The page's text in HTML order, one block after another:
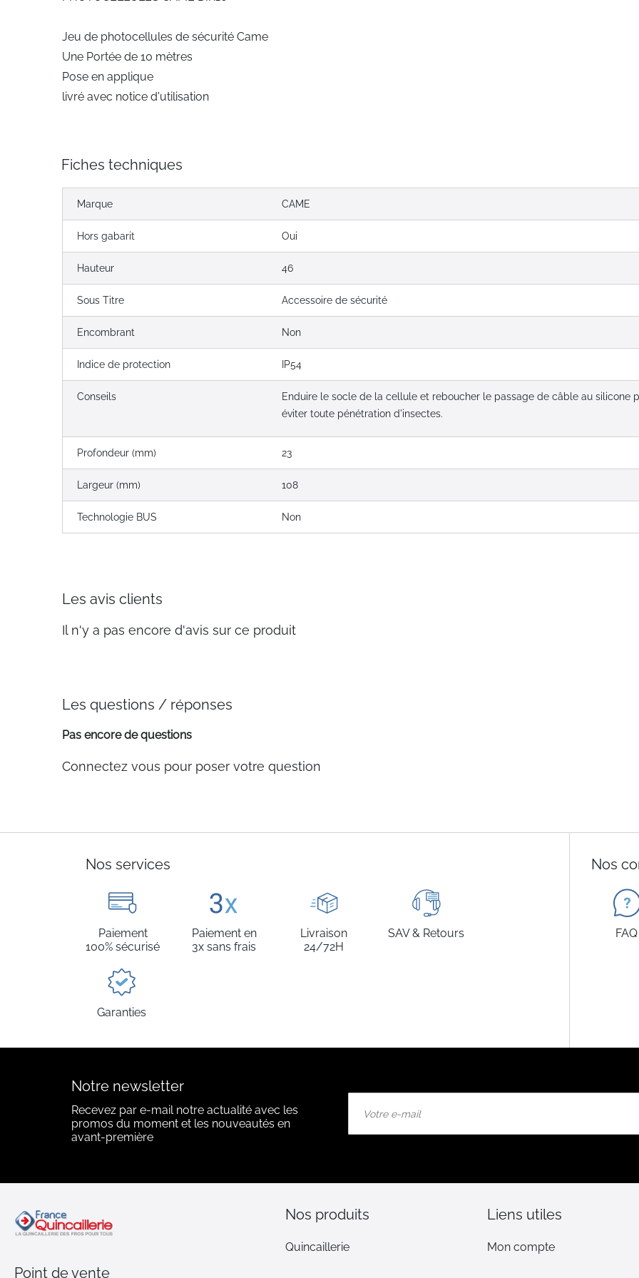
Jeu de photocellules de sécurité Came
Une Portée de 10 mètres
Pose en applique
livré avec notice d'utilisation
Fiches techniques
Marque CAME
Hors gabarit Oui
Hauteur 46
Sous Titre Accessoire de sécurité
Encombrant Non
Indice de protection IP54
Conseils
Enduire le socle de la cellule et reboucher le passage de câble au silicone
éviter toute pénétration d'insectes.
Profondeur (mm) 23
Largeur (mm) 108
Technologie BUS Non
Les avis clients
Il n'y a pas encore d'avis sur ce produit
Les questions / réponses
Pas encore de questions
Connectez vous pour poser votre question
Nos services
Paiement
100% sécurisé
Paiement en
3x sans frais
Livraison
24/72H
SAV & Retours
Garanties
Nos
FAQ
Notre newsletter
Recevez par e-mail notre actualité avec les
promos du moment et les nouveautés en
avant-première
notre
:
Point de vente
Nos produits
Quincaillerie
Liens utiles
Mon compte